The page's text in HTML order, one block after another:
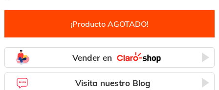
¡Producto AGOTADO!
Vender en
Visita nuestro Blog